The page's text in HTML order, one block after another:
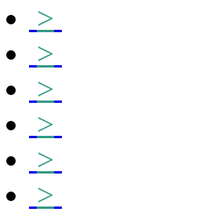
>
>
>
>
>
>